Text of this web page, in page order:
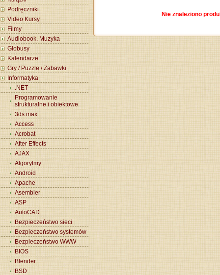
Podręczniki
Video Kursy
Filmy
Audiobook. Muzyka
Globusy
Kalendarze
Gry / Puzzle / Zabawki
Informatyka
.NET
Programowanie
strukturalne i obiektowe
3ds max
Access
Acrobat
After Effects
AJAX
Algorytmy
Android
Apache
Asembler
ASP
AutoCAD
Bezpieczeństwo sieci
Bezpieczeństwo systemów
Bezpieczeństwo WWW
BIOS
Blender
BSD
Nie znaleziono